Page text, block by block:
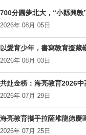
700分圓夢北大，“小縣興教
2026年 08月 05日
以愛育少年，書寫教育援藏
2026年 08月 03日
共赴金榜：海亮教育2026
2026年 07月 29日
海亮教育攜手拉薩堆龍德慶
2026年 07月 25日